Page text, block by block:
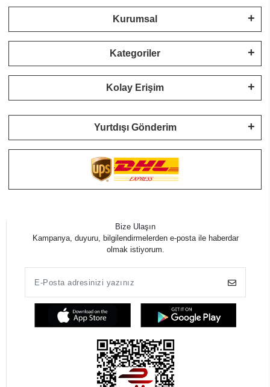
Kurumsal
Kategoriler
Kolay Erişim
Yurtdışı Gönderim
Bize Ulaşın
Kampanya, duyuru, bilgilendirmelerden e-posta ile haberdar
olmak istiyorum.